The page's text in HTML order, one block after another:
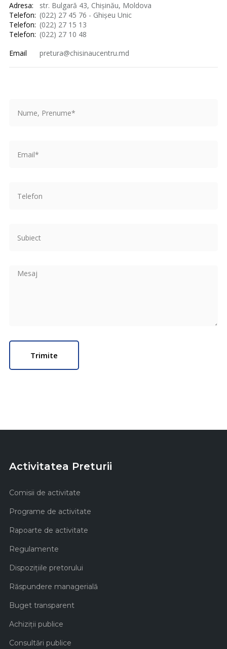
Adresa:
str. Bulgară 43, Chișinău, Moldova
Telefon: (022) 27 45 76 - Ghișeu Unic
Telefon: (022) 27 15 13
Telefon: (022) 27 10 48
Email
pretura@chisinaucentru.md
Activitatea Preturii
Comisii de activitate
Programe de activitate
Rapoarte de activitate
Regulamente
Dispozițiile pretorului
Răspundere managerială
Buget transparent
Achiziţii publice
Consultări publice